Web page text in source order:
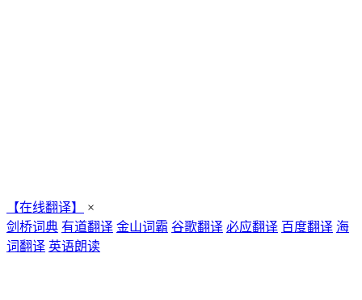
【在线翻译】
×
剑桥词典 有道翻译 金山词霸 谷歌翻译 必应翻译 百度翻译 海
词翻译 英语朗读